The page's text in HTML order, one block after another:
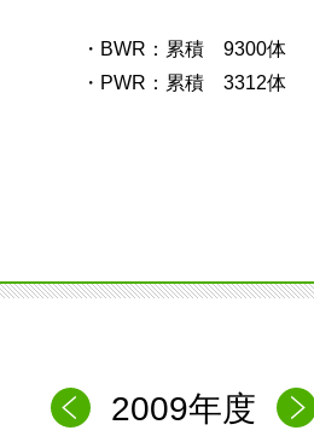
・BWR：累積 9300体
・PWR：累積 3312体
2009年度